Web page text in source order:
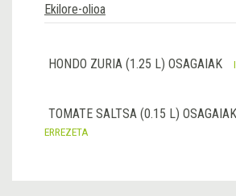
Ekilore-olioa
HONDO ZURIA (1.25 L) OSAGAIAK
TOMATE SALTSA (0.15 L) OSAGAIAK
ERREZETA